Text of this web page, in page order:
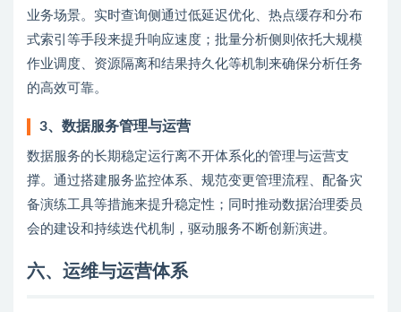
业务场景。实时查询侧通过低延迟优化、热点缓存和分布
式索引等手段来提升响应速度；批量分析侧则依托大规模
作业调度、资源隔离和结果持久化等机制来确保分析任务
的高效可靠。
3、数据服务管理与运营
数据服务的长期稳定运行离不开体系化的管理与运营支
撑。通过搭建服务监控体系、规范变更管理流程、配备灾
备演练工具等措施来提升稳定性；同时推动数据治理委员
会的建设和持续迭代机制，驱动服务不断创新演进。
六、运维与运营体系